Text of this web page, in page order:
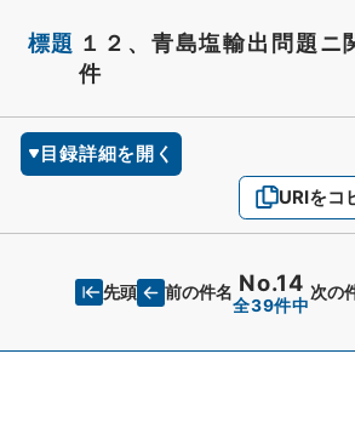
標題 １２、青島塩輸出問題ニ
件
目録詳細を開く
URIをコ
先頭 前の件名 No.14
全39件中
次の